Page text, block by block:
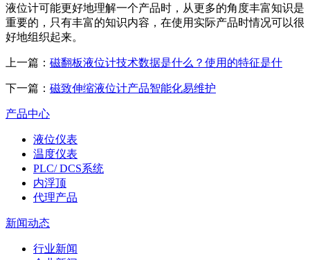
液位计可能更好地理解一个产品时，从更多的角度丰富知识是
重要的，只有丰富的知识内容，在使用实际产品时情况可以很
好地组织起来。
上一篇： 磁翻板液位计技术数据是什么？使用的特征是什
下一篇： 磁致伸缩液位计产品智能化易维护
产品中心
液位仪表
温度仪表
PLC/ DCS系统
内浮顶
代理产品
新闻动态
行业新闻